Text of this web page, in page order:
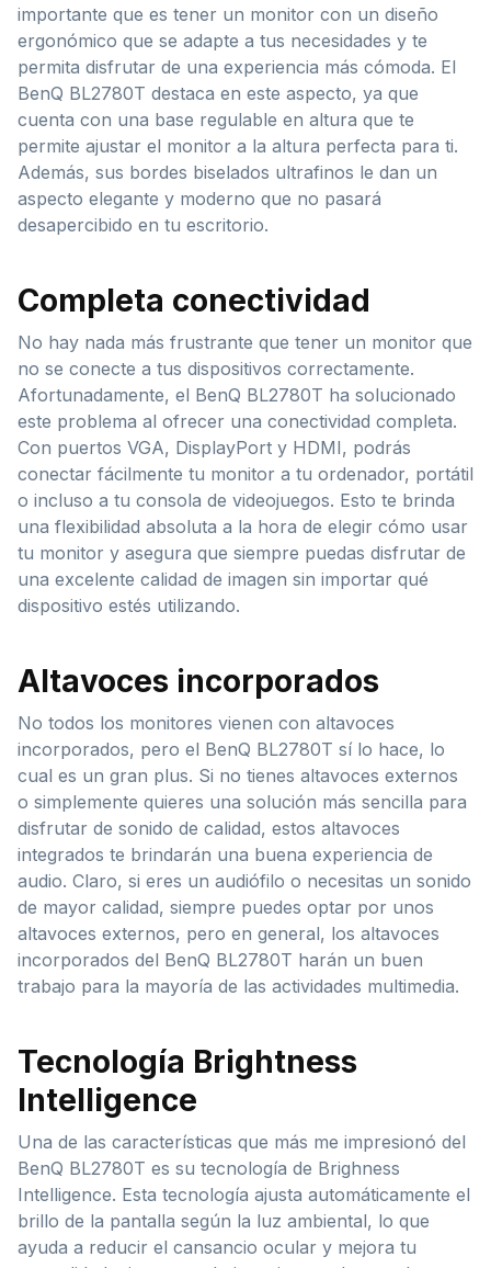
importante que es tener un monitor con un diseño
ergonómico que se adapte a tus necesidades y te
permita disfrutar de una experiencia más cómoda. El
BenQ BL2780T destaca en este aspecto, ya que
cuenta con una base regulable en altura que te
permite ajustar el monitor a la altura perfecta para ti.
Además, sus bordes biselados ultrafinos le dan un
aspecto elegante y moderno que no pasará
desapercibido en tu escritorio.
Completa conectividad
No hay nada más frustrante que tener un monitor que
no se conecte a tus dispositivos correctamente.
Afortunadamente, el BenQ BL2780T ha solucionado
este problema al ofrecer una conectividad completa.
Con puertos VGA, DisplayPort y HDMI, podrás
conectar fácilmente tu monitor a tu ordenador, portátil
o incluso a tu consola de videojuegos. Esto te brinda
una flexibilidad absoluta a la hora de elegir cómo usar
tu monitor y asegura que siempre puedas disfrutar de
una excelente calidad de imagen sin importar qué
dispositivo estés utilizando.
Altavoces incorporados
No todos los monitores vienen con altavoces
incorporados, pero el BenQ BL2780T sí lo hace, lo
cual es un gran plus. Si no tienes altavoces externos
o simplemente quieres una solución más sencilla para
disfrutar de sonido de calidad, estos altavoces
integrados te brindarán una buena experiencia de
audio. Claro, si eres un audiófilo o necesitas un sonido
de mayor calidad, siempre puedes optar por unos
altavoces externos, pero en general, los altavoces
incorporados del BenQ BL2780T harán un buen
trabajo para la mayoría de las actividades multimedia.
Tecnología Brightness
Intelligence
Una de las características que más me impresionó del
BenQ BL2780T es su tecnología de Brighness
Intelligence. Esta tecnología ajusta automáticamente el
brillo de la pantalla según la luz ambiental, lo que
ayuda a reducir el cansancio ocular y mejora tu